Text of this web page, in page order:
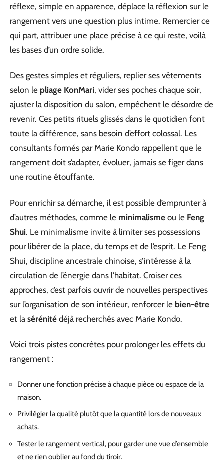
réflexe, simple en apparence, déplace la réflexion sur le
rangement vers une question plus intime. Remercier ce
qui part, attribuer une place précise à ce qui reste, voilà
les bases d’un ordre solide.
Des gestes simples et réguliers, replier ses vêtements
selon le pliage KonMari, vider ses poches chaque soir,
ajuster la disposition du salon, empêchent le désordre de
revenir. Ces petits rituels glissés dans le quotidien font
toute la différence, sans besoin d’effort colossal. Les
consultants formés par Marie Kondo rappellent que le
rangement doit s’adapter, évoluer, jamais se figer dans
une routine étouffante.
Pour enrichir sa démarche, il est possible d’emprunter à
d’autres méthodes, comme le minimalisme ou le Feng
Shui. Le minimalisme invite à limiter ses possessions
pour libérer de la place, du temps et de l’esprit. Le Feng
Shui, discipline ancestrale chinoise, s’intéresse à la
circulation de l’énergie dans l’habitat. Croiser ces
approches, c’est parfois ouvrir de nouvelles perspectives
sur l’organisation de son intérieur, renforcer le bien-être
et la sérénité déjà recherchés avec Marie Kondo.
Voici trois pistes concrètes pour prolonger les effets du
rangement :
Donner une fonction précise à chaque pièce ou espace de la
maison.
Privilégier la qualité plutôt que la quantité lors de nouveaux
achats.
Tester le rangement vertical, pour garder une vue d’ensemble
et ne rien oublier au fond du tiroir.